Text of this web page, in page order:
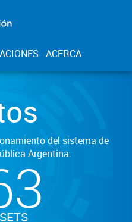
ACERCA
del sistema de
Argentina.